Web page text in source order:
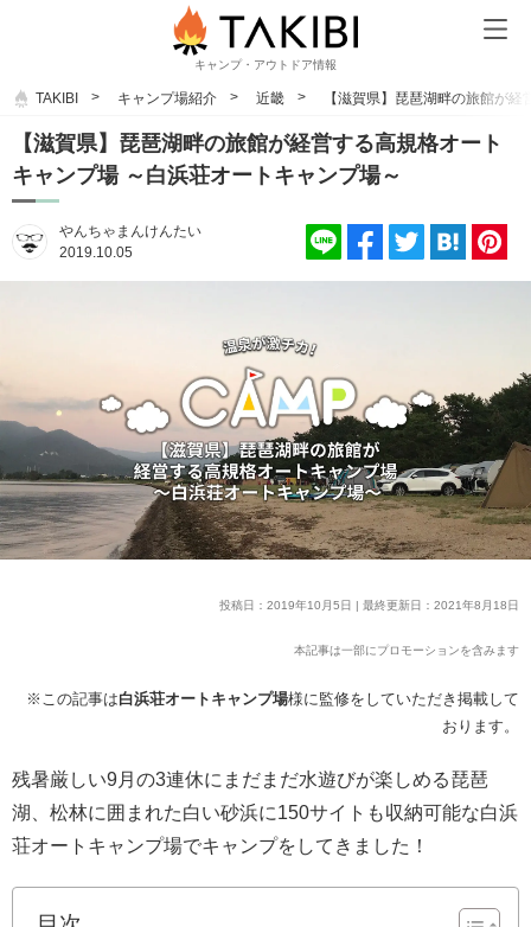
キャンプ・アウトドア情報
TAKIBI キャンプ場紹介 近畿 【滋賀県】琵琶湖畔の旅館が
【滋賀県】琵琶湖畔の旅館が経営する高規格オート
キャンプ場 ～白浜荘オートキャンプ場～
やんちゃまんけんたい
2019.10.05
投稿日：2019年10月5日 | 最終更新日：2021年8月18日
本記事は一部にプロモーションを含みます
※この記事は白浜荘オートキャンプ場様に監修をしていただき掲載して
おります。
残暑厳しい9月の3連休にまだまだ水遊びが楽しめる琵琶
湖、松林に囲まれた白い砂浜に150サイトも収納可能な白浜
荘オートキャンプ場でキャンプをしてきました！